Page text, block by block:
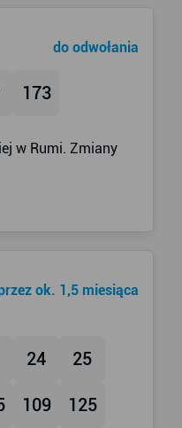
do odwołania
173
w Rumi. Zmiany
ok. 1,5 miesiąca
24 25
109 125